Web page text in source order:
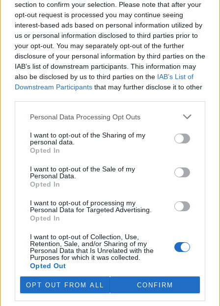
section to confirm your selection. Please note that after your
opt-out request is processed you may continue seeing
interest-based ads based on personal information utilized by
us or personal information disclosed to third parties prior to
your opt-out. You may separately opt-out of the further
disclosure of your personal information by third parties on the
IAB’s list of downstream participants. This information may
also be disclosed by us to third parties on the IAB’s List of
Downstream Participants that may further disclose it to other
Personal Data Processing Opt Outs
I want to opt-out of the Sharing of my
personal data.
Opted In
I want to opt-out of the Sale of my
Personal Data.
Opted In
I want to opt-out of processing my
Personal Data for Targeted Advertising.
Opted In
I want to opt-out of Collection, Use,
Retention, Sale, and/or Sharing of my
Personal Data that Is Unrelated with the
Purposes for which it was collected.
Opted Out
OPT OUT FROM ALL CONFIRM
Biologie ochrany přírody či environmentální biologie je v
současnosti jedním z nejdynamičtěji se rozvíjejících oborů "zelené"
biologie, tedy té, která se věnuje komplexnějším organizačním
úrovním života od jedince přes populace a společenstva k
ekosystémům a biomům. Alarmující rozsah destrukce přírodního
prostředí a s tím spojené vymírání druhů činí ze smysluplné
ochrany přírody bezesporu jeden z nejdůležitějších úkolů, který
stojí před lidskou společností usilující o zodpovědnou existenci.
Biologie ochrany přírody je oborem, jehož předmětem je popis
ohrožení světové druhové rozmanitosti a hledání optimálních
popis antropogenních vlivů, u území destruktivně narušených
Řízení poptávky po dopravě
Řízení poptávky po dopravě, indukce a redukce dopravy,
hypermobilita, kongesce. Pojmy, které u nás zná a používá
málokdo. Vždyť také proč, věc je přece snadná: tvoří se někde
zácpy? Nu tak postavíme další pruh! A raději dva, ať nám to déle
vydrží. Při čtení této knihy však záhy zjistíte, že to tak jednoduché
Douthwaiteova ekologie peněz
1.9.2002 | Monika Jansová
Ekonomický růst je nezbytnou podmínkou fungování současného
ekonomického systému, a to bez ohledu na to, jaké způsobuje
environmentální a sociální škody. Britský ekonom Richard
Douthwaite vidí hlavní příčinu této "růstové pasti" v současném
mechanismu tvorby peněz, který je založen na komerčním úvěru.